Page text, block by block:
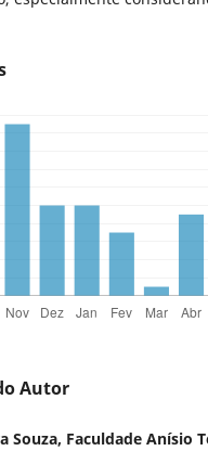
Autor
Souza, Faculdade Anísio